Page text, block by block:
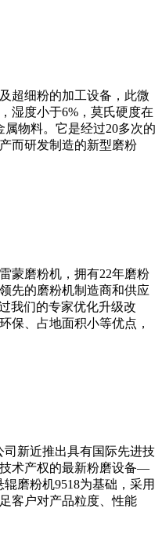
超细粉的加工设备，此微
湿度小于6%，莫氏硬度在
物料。它是经过20多次的
而研发制造的新型磨粉
蒙磨粉机，拥有22年磨粉
先的磨粉机制造商和供应
我们的专家优化升级改
保、占地面积小等优点，
新近推出具有国际先进技
术产权的最新粉磨设备—
磨粉机9518为基础，采用
客户对产品粒度、性能